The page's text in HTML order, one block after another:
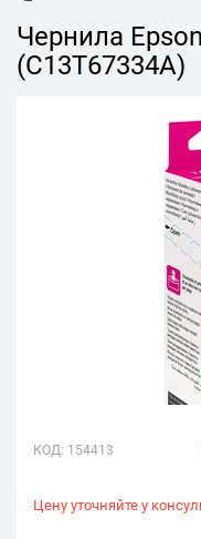
Чернила
(C13T67334A)
КОД: 154413
Цену уточняйте у